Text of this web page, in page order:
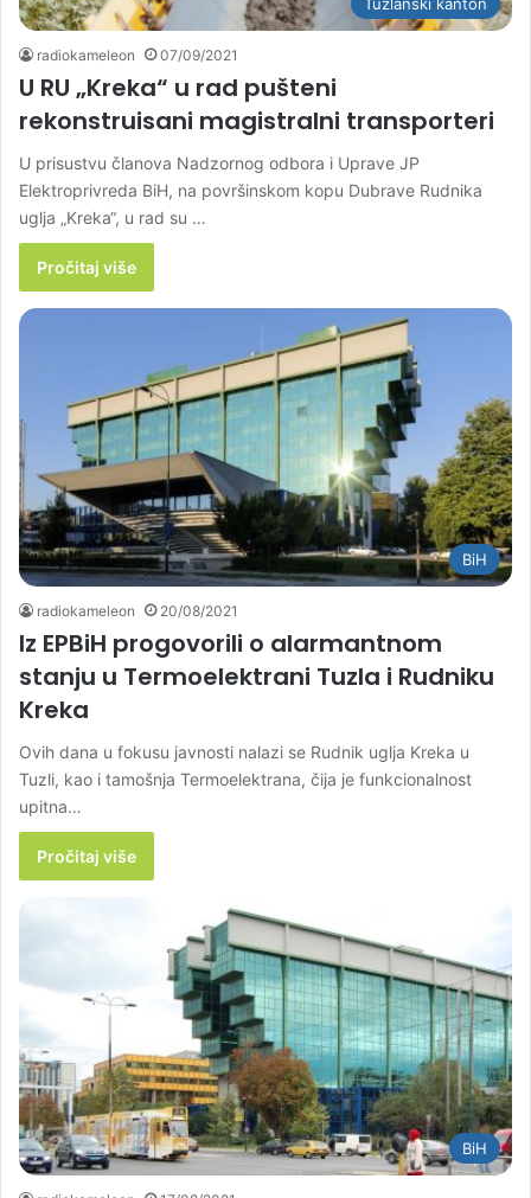
Tuzlanski kanton
radiokameleon 07/09/2021
U RU „Kreka“ u rad pušteni
rekonstruisani magistralni transporteri
U prisustvu članova Nadzornog odbora i Uprave JP
Elektroprivreda BiH, na površinskom kopu Dubrave Rudnika
uglja „Kreka“, u rad su …
Pročitaj više
BiH
radiokameleon 20/08/2021
Iz EPBiH progovorili o alarmantnom
stanju u Termoelektrani Tuzla i Rudniku
Kreka
Ovih dana u fokusu javnosti nalazi se Rudnik uglja Kreka u
Tuzli, kao i tamošnja Termoelektrana, čija je funkcionalnost
upitna…
Pročitaj više
BiH